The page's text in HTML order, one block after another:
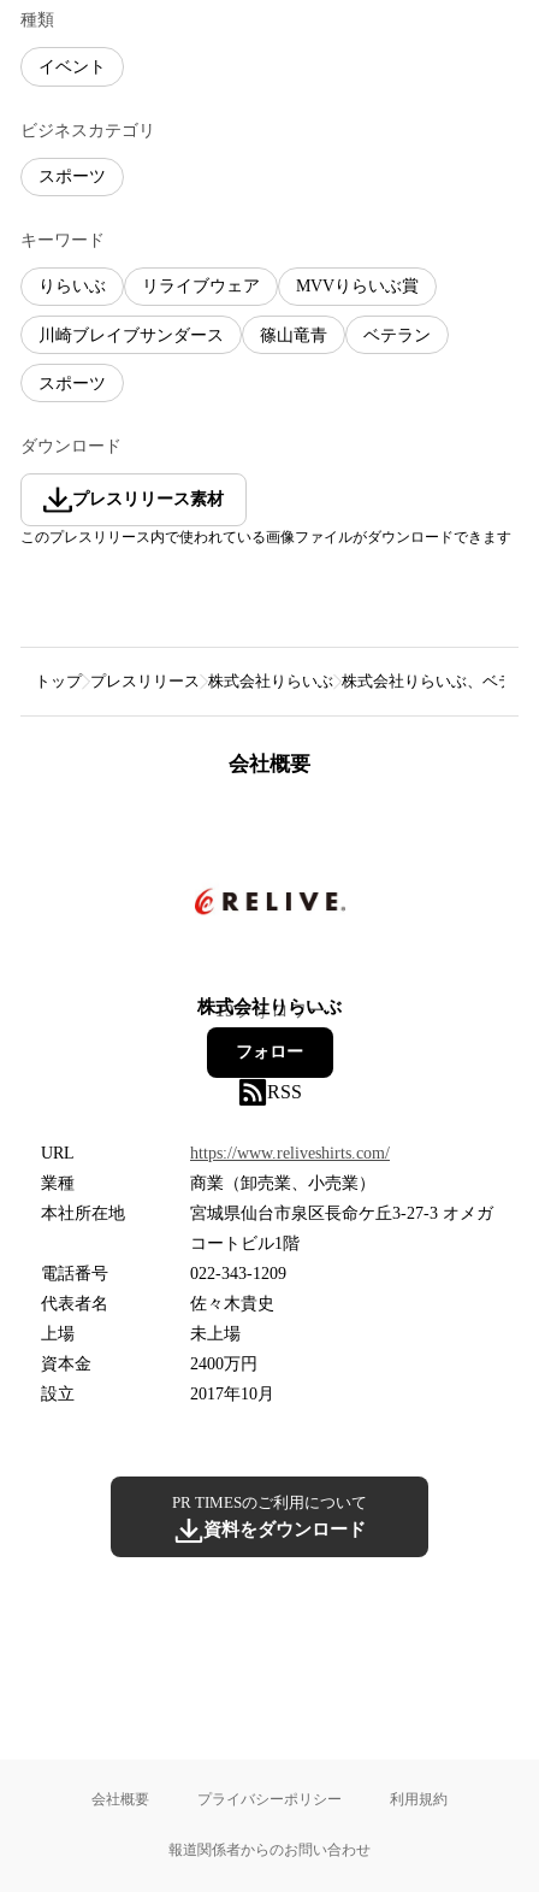
種類
イベント
ビジネスカテゴリ
スポーツ
キーワード
りらいぶ リライブウェア MVVりらいぶ賞
川崎ブレイブサンダース 篠山竜青 ベテラン
スポーツ
ダウンロード
プレスリリース素材
このプレスリリース内で使われている画像ファイルがダウンロードできます
トップ プレスリリース 株式会社りらいぶ 株式会社りらいぶ、ベテラ
会社概要
株式会社りらいぶ
19フォロワー
フォロー
RSS
URL
https://www.reliveshirts.com/
業種
商業（卸売業、小売業）
本社所在地
宮城県仙台市泉区長命ケ丘3-27-3 オメガ
コートビル1階
電話番号
022-343-1209
代表者名
佐々木貴史
上場
未上場
資本金
2400万円
設立
2017年10月
PR TIMESのご利用について
資料をダウンロード
会社概要 プライバシーポリシー 利用規約
報道関係者からのお問い合わせ